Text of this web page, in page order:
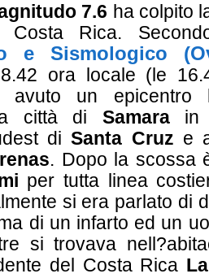
7.6 ha colpito
Costa Rica.
e Sismologico
ora locale (le
avuto un epicentro
città di Samara
diSanta Cruz e
. Dopo la scossa
per tutta linea
si era parlato di
di un infarto ed un
si trovava
del Costa Rica